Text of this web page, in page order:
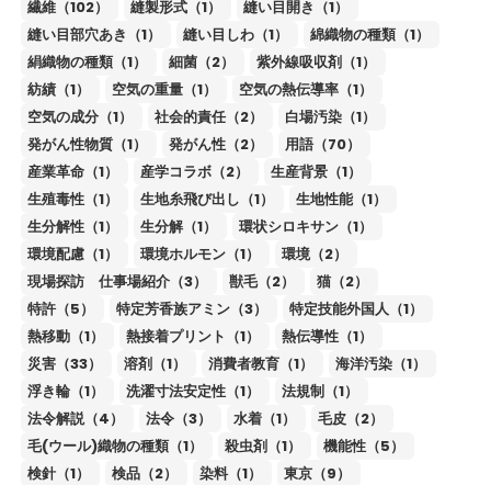
繊維（102）
縫製形式（1）
縫い目開き（1）
縫い目部穴あき（1）
縫い目しわ（1）
綿織物の種類（1）
絹織物の種類（1）
細菌（2）
紫外線吸収剤（1）
紡績（1）
空気の重量（1）
空気の熱伝導率（1）
空気の成分（1）
社会的責任（2）
白場汚染（1）
発がん性物質（1）
発がん性（2）
用語（70）
産業革命（1）
産学コラボ（2）
生産背景（1）
生殖毒性（1）
生地糸飛び出し（1）
生地性能（1）
生分解性（1）
生分解（1）
環状シロキサン（1）
環境配慮（1）
環境ホルモン（1）
環境（2）
現場探訪 仕事場紹介（3）
獣毛（2）
猫（2）
特許（5）
特定芳香族アミン（3）
特定技能外国人（1）
熱移動（1）
熱接着プリント（1）
熱伝導性（1）
災害（33）
溶剤（1） 消費者教育（1）
海洋汚染（1）
浮き輪（1）
洗濯寸法安定性（1）
法規制（1）
法令解説（4）
法令（3） 水着（1）
毛皮（2）
毛(ウール)織物の種類（1）
殺虫剤（1）
機能性（5）
検針（1）
検品（2） 染料（1）
東京（9）